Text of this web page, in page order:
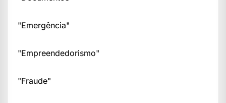
"Emergência"
"Empreendedorismo"
"Fraude"